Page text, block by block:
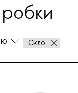
Скло